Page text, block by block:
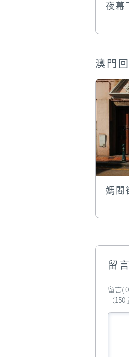
夜幕
媽閣
留言
留言(
（150